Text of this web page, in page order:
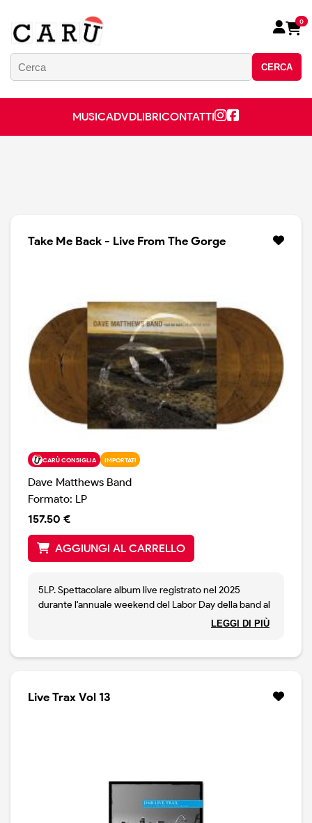
CERCA
0
MUSICADVDLIBRICONTATTI
Take Me Back - Live From The Gorge
CARÙ CONSIGLIA IMPORTATI
Dave Matthews Band
Formato: LP
157.50 €
AGGIUNGI AL CARRELLO
5LP. Spettacolare album live registrato nel 2025
durante l'annuale weekend del Labor Day della band al
The Gorge Amphitheater nello Stato di Washington.
di Dylan. Bela Fleck (che ha partecipato come ospite a
LEGGI DI PIÙ
Live Trax Vol 13